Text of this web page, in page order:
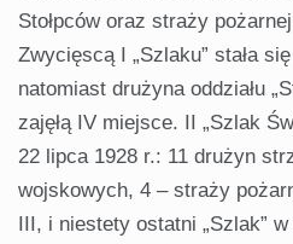
Stołpców oraz straży
Zwycięscą I „Szlaku” stała
natomiast drużyna oddziału
zajęłą IV miejsce. II „Szlak
22 lipca 1928 r.: 11 drużyn
wojskowych, 4 – straży
III, i niestety ostatni „Szlak” w